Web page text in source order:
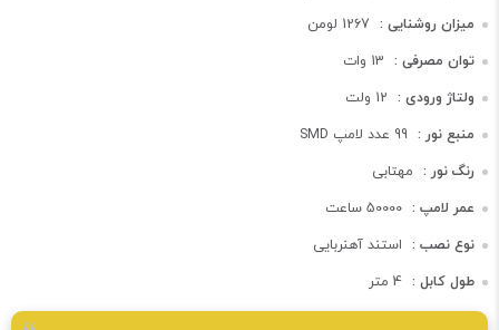
میزان روشنایی : 1267 لومن
توان مصرفی : 13 وات
ولتاژ ورودی : 12 ولت
منبع نور : 99 عدد لامپ SMD
رنگ نور : مهتابی
عمر لامپ : 50000 ساعت
نوع نصب : استند آهنربایی
طول کابل : 4 متر